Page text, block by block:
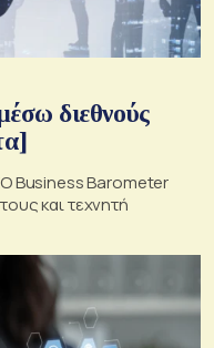
διεθνούς
Business Barometer
και τεχνητή